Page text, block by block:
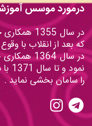
درمورد موسس
در سال
که بعد از انقلاب با
در سال
را سامان بخشی نماید .